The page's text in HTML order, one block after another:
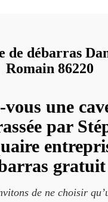
de débarras
Romain 86220
vous une
par
gratuit
de ne choisir